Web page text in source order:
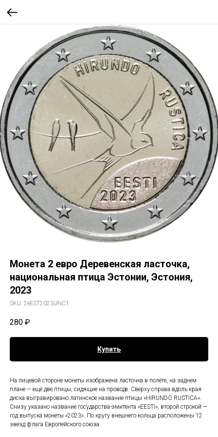
Монета 2 евро Деревенская ласточка,
национальная птица Эстонии, Эстония,
2023
SKU: 2eEST2023UNC1
280 ₽
Купить
На лицевой стороне монеты изображена ласточка в полёте, на заднем
плане — ещё две птицы, сидящие на проводе. Сверху справа вдоль края
диска выгравировано латинское название птицы «HIRUNDO RUSTICA».
Снизу указано название государства-эмитента «EESTI», второй строкой —
год выпуска монеты «2023». По кругу внешнего кольца расположены 12
звёзд флага Европейского союза.